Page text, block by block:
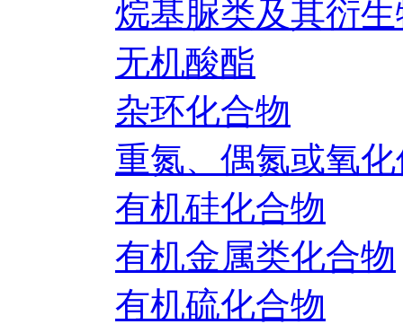
烷基脲类及其衍
无机酸酯
杂环化合物
重氮、偶氮或氧
有机硅化合物
有机金属类化合物
有机硫化合物